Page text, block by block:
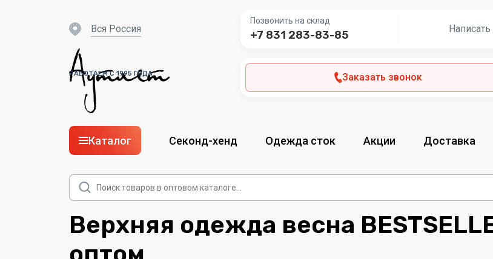
РАБОТАЕМ С 1995 ГОДА
вся Россия
Позвонить на склад
+7 831 283-83-85 Написать
Заказать звонок
Каталог Секонд-хенд Одежда сток Акции Доставка
Поиск
товаров
Верхняя одежда весна